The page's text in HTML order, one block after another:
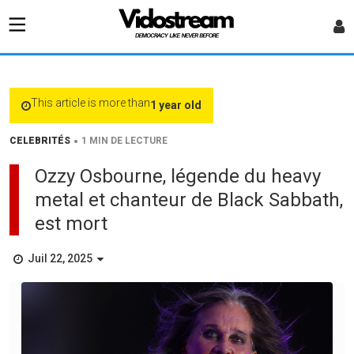
This article is more than1 year old
CELEBRITÉS • 1 MIN DE LECTURE
Ozzy Osbourne, légende du heavy
metal et chanteur de Black Sabbath,
est mort
Juil 22, 2025